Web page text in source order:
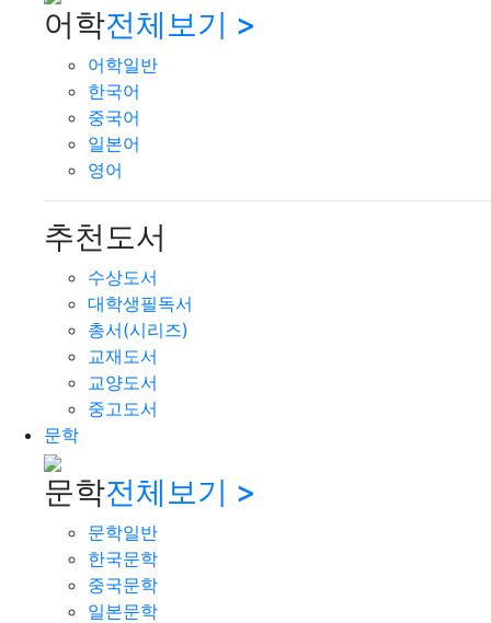
어학전체보기 >
어학일반
한국어
중국어
일본어
영어
추천도서
수상도서
대학생필독서
총서(시리즈)
교재도서
교양도서
중고도서
문학
문학전체보기 >
문학일반
한국문학
중국문학
일본문학